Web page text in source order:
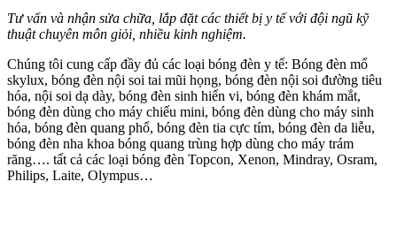
Tư vấn và nhận sửa chữa, lắp đặt các thiết bị y tế với đội ngũ kỹ
thuật chuyên môn giỏi, nhiều kinh nghiệm.
Chúng tôi cung cấp đầy đủ các loại bóng đèn y tế: Bóng đèn mổ
skylux, bóng đèn nội soi tai mũi họng, bóng đèn nội soi đường tiêu
hóa, nội soi dạ dày, bóng đèn sinh hiển vi, bóng đèn khám mắt,
bóng đèn dùng cho máy chiếu mini, bóng đèn dùng cho máy sinh
hóa, bóng đèn quang phổ, bóng đèn tia cực tím, bóng đèn da liễu,
bóng đèn nha khoa bóng quang trùng hợp dùng cho máy trám
răng…. tất cả các loại bóng đèn Topcon, Xenon, Mindray, Osram,
Philips, Laite, Olympus…